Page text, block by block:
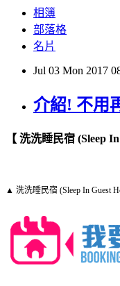
相簿
部落格
名片
Jul 03 Mon 2017
介紹! 不用
【 洗洗睡民宿
▲ 洗洗睡民宿 (Sleep In Guest